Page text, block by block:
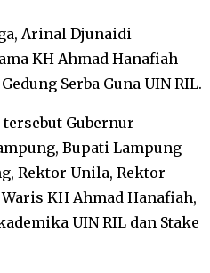
Arinal Djunaidi
KH Ahmad Hanafiah
Serba Guna UIN RIL.
Gubernur
Bupati Lampung
Rektor Unila, Rektor
KH Ahmad Hanafiah,
UIN RIL dan Stake